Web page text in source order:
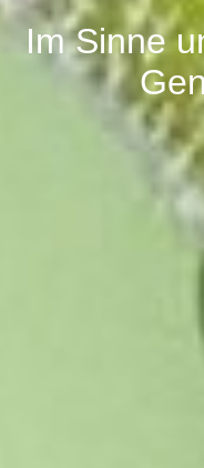
Im Sinne